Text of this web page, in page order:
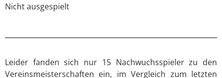
Nicht ausgespielt
Leider fanden sich nur 15 Nachwuchsspieler zu den
Vereinsmeisterschaften ein, im Vergleich zum letzten